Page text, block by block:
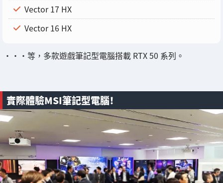
Vector 17 HX
Vector 16 HX
・・・等，多款遊戲筆記型電腦搭載 RTX 50 系列。
實際體驗MSI筆記型電腦！